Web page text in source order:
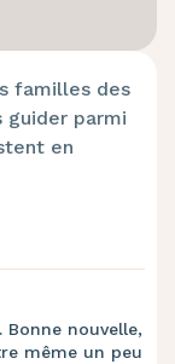
familles des
guider parmi
en
nouvelle,
même un peu